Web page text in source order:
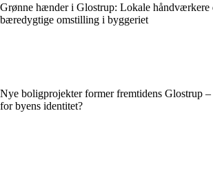
Grønne hænder i Glostrup: Lokale håndværkere
bæredygtige omstilling i byggeriet
Nye boligprojekter former fremtidens Glostrup –
for byens identitet?